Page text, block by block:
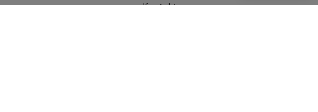
Kontakt